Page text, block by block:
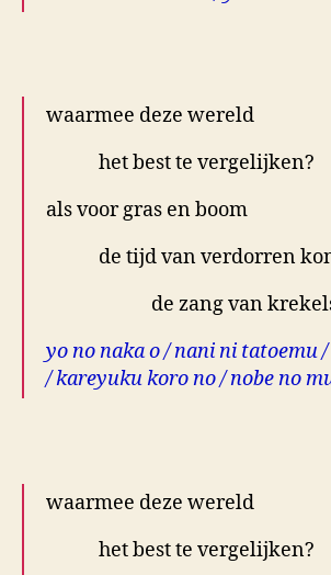
waarmee deze wereld
het best te vergelijken?
als voor gras en boom
de tijd van verdorren
de zang van krekels
yo no naka o / nani ni tatoemu
/ kareyuku koro no / nobe no
waarmee deze wereld
het best te vergelijken?